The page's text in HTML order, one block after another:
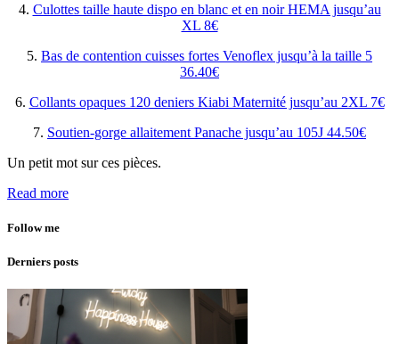
4. Culottes taille haute dispo en blanc et en noir HEMA jusqu’au
XL 8€
5. Bas de contention cuisses fortes Venoflex jusqu’à la taille 5
36.40€
6. Collants opaques 120 deniers Kiabi Maternité jusqu’au 2XL 7€
7. Soutien-gorge allaitement Panache jusqu’au 105J 44.50€
Un petit mot sur ces pièces.
Read more
Follow me
Derniers posts